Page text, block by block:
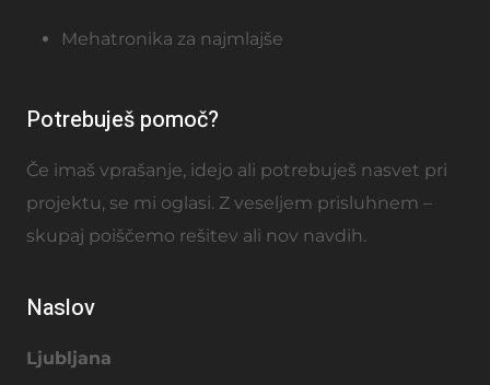
Mehatronika za najmlajše
Potrebuješ pomoč?
Če imaš vprašanje, idejo ali potrebuješ nasvet pri
projektu, se mi oglasi. Z veseljem prisluhnem –
skupaj poiščemo rešitev ali nov navdih.
Naslov
Ljubljana